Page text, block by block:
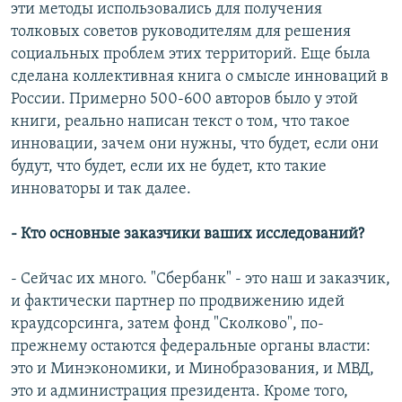
эти методы использовались для получения
толковых советов руководителям для решения
социальных проблем этих территорий. Еще была
сделана коллективная книга о смысле инноваций в
России. Примерно 500-600 авторов было у этой
книги, реально написан текст о том, что такое
инновации, зачем они нужны, что будет, если они
будут, что будет, если их не будет, кто такие
инноваторы и так далее.
- Кто основные заказчики ваших исследований?
- Сейчас их много. "Сбербанк" - это наш и заказчик,
и фактически партнер по продвижению идей
краудсорсинга, затем фонд "Сколково", по-
прежнему остаются федеральные органы власти:
это и Минэкономики, и Минобразования, и МВД,
это и администрация президента. Кроме того,